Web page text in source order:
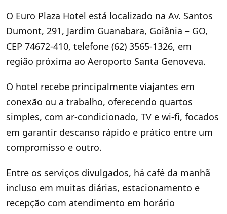
O Euro Plaza Hotel está localizado na Av. Santos
Dumont, 291, Jardim Guanabara, Goiânia – GO,
CEP 74672-410, telefone (62) 3565-1326, em
região próxima ao Aeroporto Santa Genoveva.
O hotel recebe principalmente viajantes em
conexão ou a trabalho, oferecendo quartos
simples, com ar-condicionado, TV e wi-fi, focados
em garantir descanso rápido e prático entre um
compromisso e outro.
Entre os serviços divulgados, há café da manhã
incluso em muitas diárias, estacionamento e
recepção com atendimento em horário